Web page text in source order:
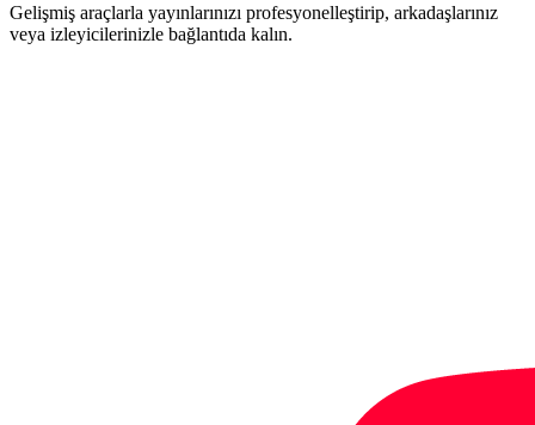
Gelişmiş araçlarla yayınlarınızı profesyonelleştirip, arkadaşlarınız
veya izleyicilerinizle bağlantıda kalın.